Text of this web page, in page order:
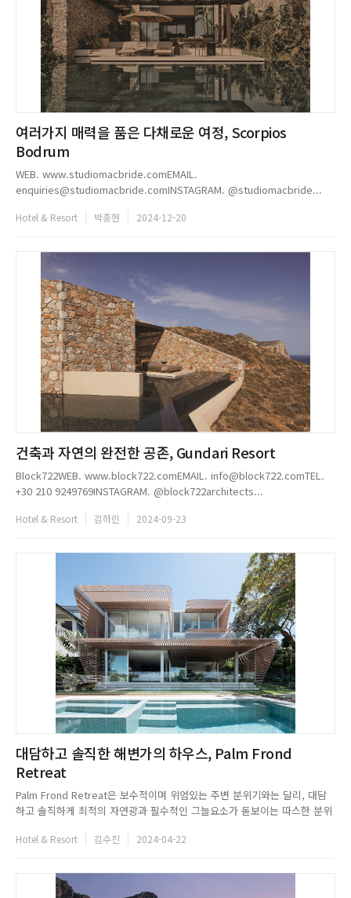
여러가지 매력을 품은 다채로운 여정, Scorpios
Bodrum
WEB. www.studiomacbride.comEMAIL.
enquiries@studiomacbride.comINSTAGRAM. @studiomacbride...
Hotel & Resort 박종현 2024-12-20
건축과 자연의 완전한 공존, Gundari Resort
Block722WEB. www.block722.comEMAIL. info@block722.comTEL.
+30 210 9249769INSTAGRAM. @block722architects...
Hotel & Resort 김하린 2024-09-23
대담하고 솔직한 해변가의 하우스, Palm Frond
Retreat
Palm Frond Retreat은 보수적이며 위엄있는 주변 분위기와는 달리, 대담
하고 솔직하게 최적의 자연광과 필수적인 그늘요소가 돋보이는 따스한 분위
는 문턱을 의도적으로 흐리고, 일상을 영위하는 집을 더욱 밝게 만든
Hotel & Resort 김수진 2024-04-22